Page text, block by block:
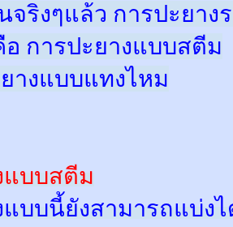
จริงๆแล้ว การปะยาง
การปะยางแบบสตีม
างแบบแทงไหม
แบบสตีม
แบบนี้ยังสามารถแบ่ง